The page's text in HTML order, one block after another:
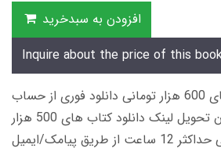
افزودن به سبدخرید
Inquire about the price of this
زمان تحویل کتاب های 600 هزار تومانی دانلود فوری از حساب
کاربری می باشد، و زمان تحویل لینک دانلود کتاب های 500 هزار
از طریق پیامک/ایمیل